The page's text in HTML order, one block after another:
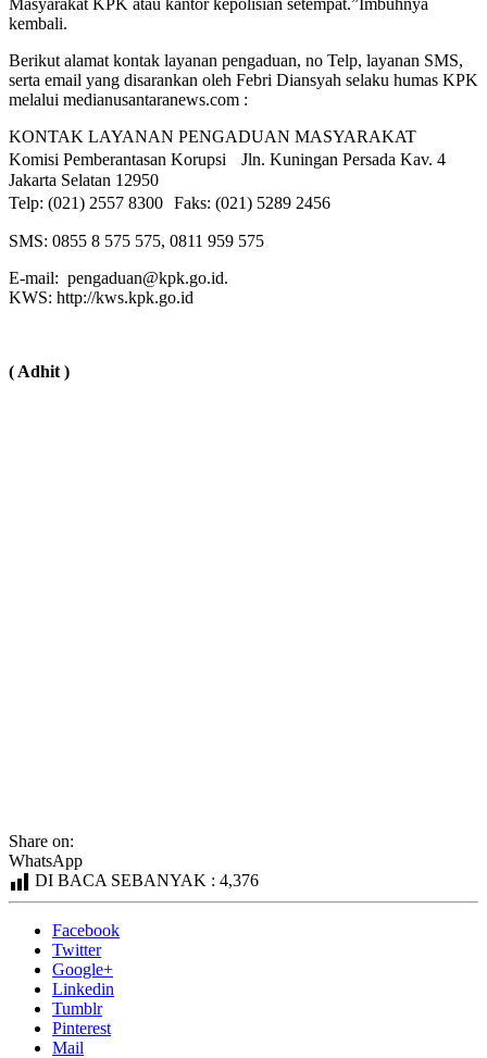
kembali.
Berikut alamat kontak layanan pengaduan, no Telp, layanan SMS,
serta email yang disarankan oleh Febri Diansyah selaku humas KPK
melalui medianusantaranews.com :
KONTAK LAYANAN PENGADUAN MASYARAKAT
Komisi Pemberantasan Korupsi Jln. Kuningan Persada Kav. 4
Jakarta Selatan 12950
Telp: (021) 2557 8300 Faks: (021) 5289 2456
SMS: 0855 8 575 575, 0811 959 575
E-mail: pengaduan@kpk.go.id.
KWS: http://kws.kpk.go.id
( Adhit )
Share on:
WhatsApp
DI BACA SEBANYAK : 4,376
Facebook
Twitter
Google+
Linkedin
Tumblr
Pinterest
Mail